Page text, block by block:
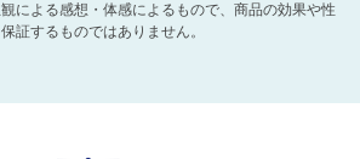
による感想・体感によるもので、商品の効果や性
証するものではありません。